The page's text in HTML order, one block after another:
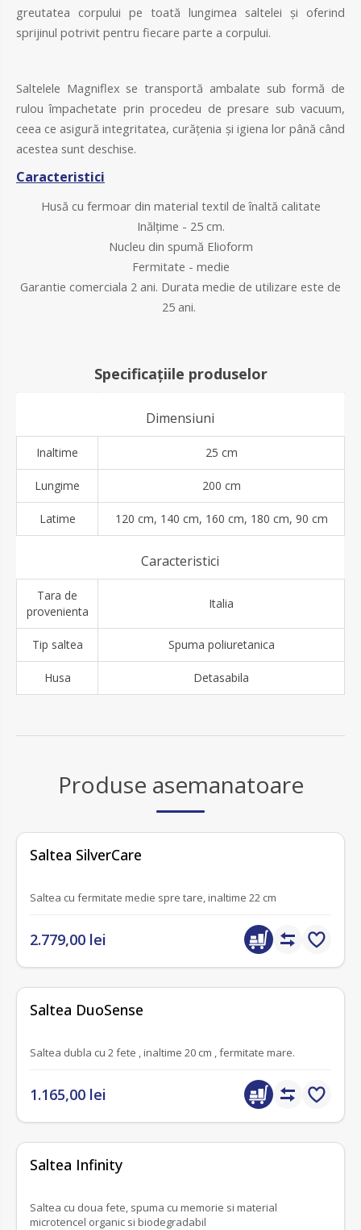
greutatea corpului pe toată lungimea saltelei și oferind
sprijinul potrivit pentru fiecare parte a corpului.
Saltelele Magniflex se transportă ambalate sub formă de
rulou împachetate prin procedeu de presare sub vacuum,
ceea ce asigură integritatea, curățenia și igiena lor până când
acestea sunt deschise.
Caracteristici
Husă cu fermoar din material textil de înaltă calitate
Inălțime - 25 cm.
Nucleu din spumă Elioform
Fermitate - medie
Garantie comerciala 2 ani. Durata medie de utilizare este de
25 ani.
Specificațiile produselor
Dimensiuni
Inaltime 25 cm
Lungime 200 cm
Latime 120 cm, 140 cm, 160 cm, 180 cm, 90 cm
Caracteristici
Tara de
provenienta
Italia
Tip saltea Spuma poliuretanica
Husa Detasabila
Produse asemanatoare
Saltea SilverCare
Saltea cu fermitate medie spre tare, inaltime 22 cm
2.779,00 lei
Saltea DuoSense
Saltea dubla cu 2 fete , inaltime 20 cm , fermitate mare.
1.165,00 lei
Saltea Infinity
Saltea cu doua fete, spuma cu memorie si material
microtencel organic si biodegradabil